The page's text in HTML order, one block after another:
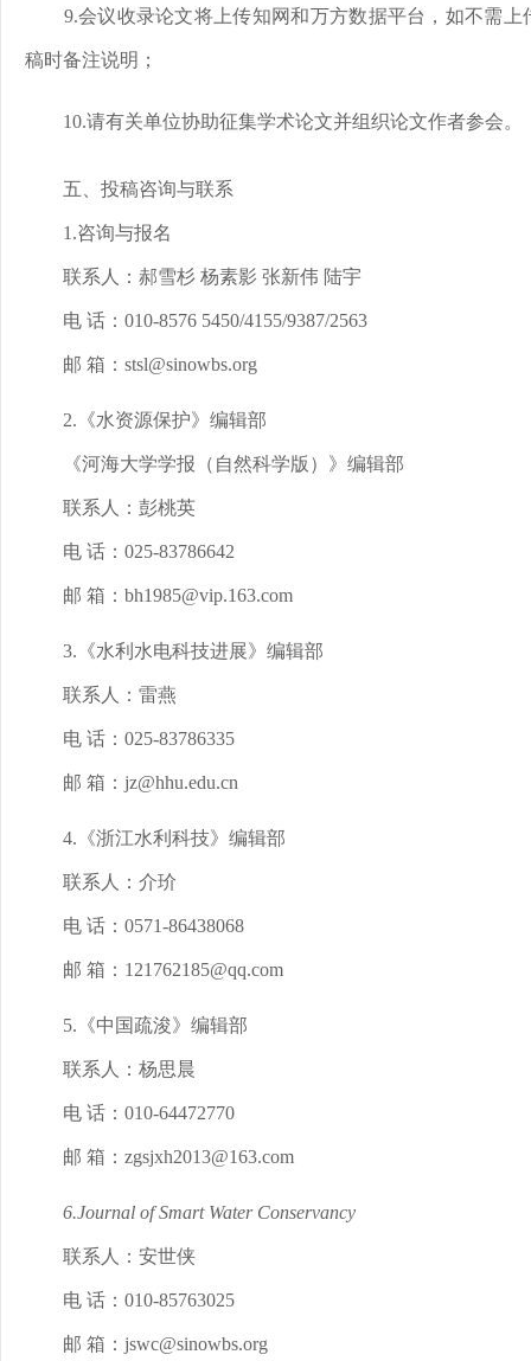
9.会议收录论文将上传知网和万方数据平台，如不需
稿时备注说明；
10.请有关单位协助征集学术论文并组织论文作者参会。
五、投稿咨询与联系
1.咨询与报名
联系人：郝雪杉 杨素影 张新伟 陆宇
电 话：010-8576 5450/4155/9387/2563
邮 箱：stsl@sinowbs.org
2.《水资源保护》编辑部
《河海大学学报（自然科学版）》编辑部
联系人：彭桃英
电 话：025-83786642
邮 箱：bh1985@vip.163.com
3.《水利水电科技进展》编辑部
联系人：雷燕
电 话：025-83786335
邮 箱：jz@hhu.edu.cn
4.《浙江水利科技》编辑部
联系人：介玠
电 话：0571-86438068
邮 箱：121762185@qq.com
5.《中国疏浚》编辑部
联系人：杨思晨
电 话：010-64472770
邮 箱：zgsjxh2013@163.com
6.Journal of Smart Water Conservancy
联系人：安世侠
电 话：010-85763025
邮 箱：jswc@sinowbs.org